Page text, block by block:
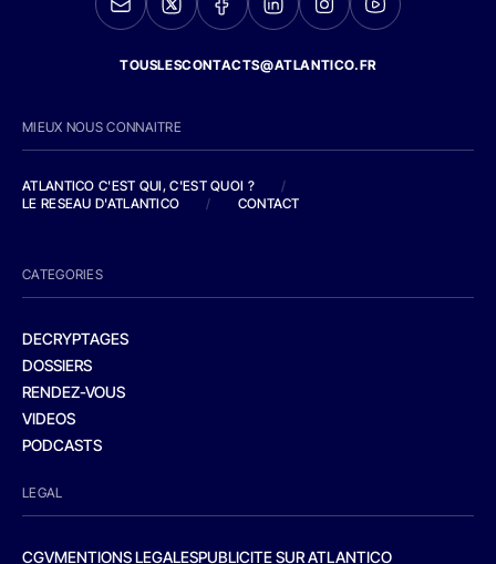
TOUSLESCONTACTS@ATLANTICO.FR
MIEUX NOUS CONNAITRE
ATLANTICO C'EST QUI, C'EST QUOI ?
/
LE RESEAU D'ATLANTICO
/ CONTACT
CATEGORIES
DECRYPTAGES
DOSSIERS
RENDEZ-VOUS
VIDEOS
PODCASTS
LEGAL
CGVMENTIONS LEGALESPUBLICITE SUR ATLANTICO